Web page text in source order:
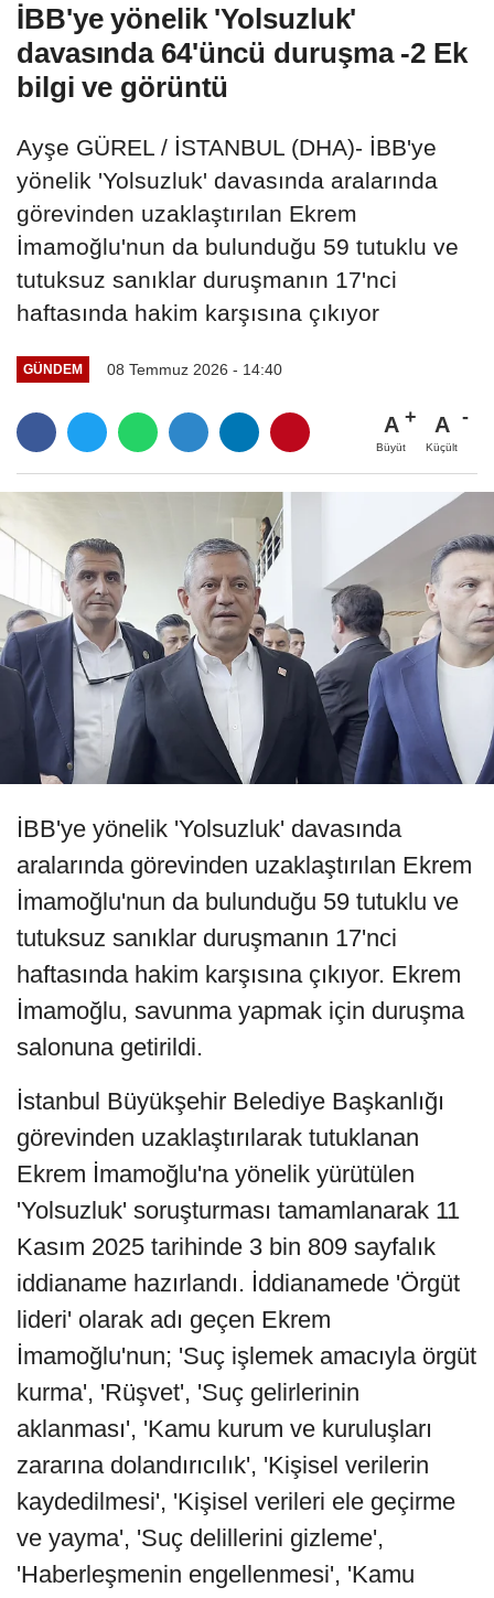
İBB'ye yönelik 'Yolsuzluk'
davasında 64'üncü duruşma -2 Ek
bilgi ve görüntü
Ayşe GÜREL / İSTANBUL (DHA)- İBB'ye
yönelik 'Yolsuzluk' davasında aralarında
görevinden uzaklaştırılan Ekrem
İmamoğlu'nun da bulunduğu 59 tutuklu ve
tutuksuz sanıklar duruşmanın 17'nci
haftasında hakim karşısına çıkıyor
GÜNDEM 08 Temmuz 2026 - 14:40
A
Büyüt
A
Küçült
İBB'ye yönelik 'Yolsuzluk' davasında
aralarında görevinden uzaklaştırılan Ekrem
İmamoğlu'nun da bulunduğu 59 tutuklu ve
tutuksuz sanıklar duruşmanın 17'nci
haftasında hakim karşısına çıkıyor. Ekrem
İmamoğlu, savunma yapmak için duruşma
salonuna getirildi.
İstanbul Büyükşehir Belediye Başkanlığı
görevinden uzaklaştırılarak tutuklanan
Ekrem İmamoğlu'na yönelik yürütülen
'Yolsuzluk' soruşturması tamamlanarak 11
Kasım 2025 tarihinde 3 bin 809 sayfalık
iddianame hazırlandı. İddianamede 'Örgüt
lideri' olarak adı geçen Ekrem
İmamoğlu'nun; 'Suç işlemek amacıyla örgüt
kurma', 'Rüşvet', 'Suç gelirlerinin
aklanması', 'Kamu kurum ve kuruluşları
zararına dolandırıcılık', 'Kişisel verilerin
kaydedilmesi', 'Kişisel verileri ele geçirme
ve yayma', 'Suç delillerini gizleme',
'Haberleşmenin engellenmesi', 'Kamu